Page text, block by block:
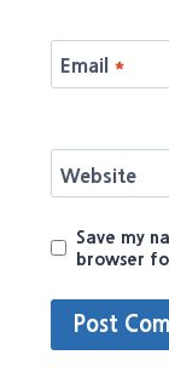
Email *
Website
Save my
browser